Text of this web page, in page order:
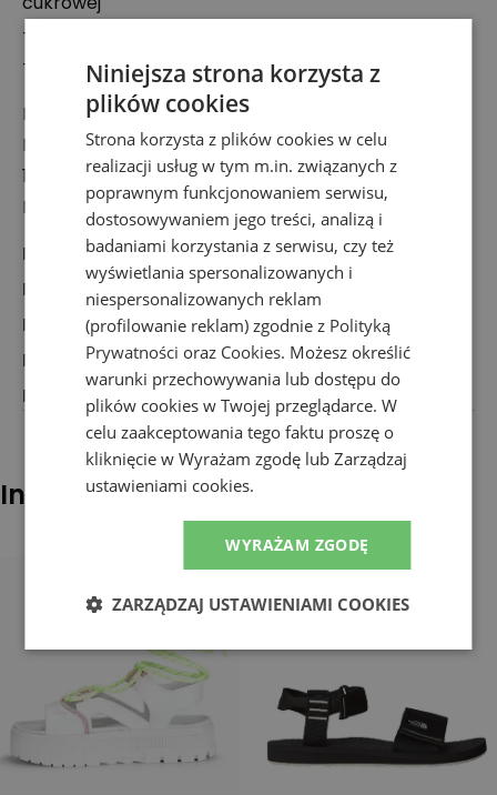
- model wsuwany
- branding producenta
Podmiot odpowiedzialny:
Deckers Europe Limited
130 Shaftesbury Avenue, W1D 5EU London, Wielka
Brytania
Marka
UGG
Rodzaj
Obuwie, Sandały
Dla kogo: Dla niej
Przeznaczenie:Sandały
Kolor
Beżowy
Inni klienci sprawdzali również
Niniejsza strona korzysta z
plików cookies
Strona korzysta z plików cookies w celu
realizacji usług w tym m.in. związanych z
poprawnym funkcjonowaniem serwisu,
dostosowywaniem jego treści, analizą i
badaniami korzystania z serwisu, czy też
wyświetlania spersonalizowanych i
niespersonalizowanych reklam
(profilowanie reklam) zgodnie z Polityką
Prywatności oraz Cookies. Możesz określić
warunki przechowywania lub dostępu do
plików cookies w Twojej przeglądarce. W
celu zaakceptowania tego faktu proszę o
kliknięcie w Wyrażam zgodę lub Zarządzaj
ustawieniami cookies.
WYRAŻAM ZGODĘ
ZARZĄDZAJ USTAWIENIAMI COOKIES